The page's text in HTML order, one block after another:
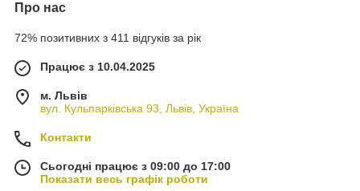
Про нас
72% позитивних з 411 відгуків за рік
Працює з 10.04.2025
м. Львів
вул. Кульпарківська 93, Львів, Україна
Контакти
Сьогодні працює з 09:00 до 17:00
Показати весь графік роботи